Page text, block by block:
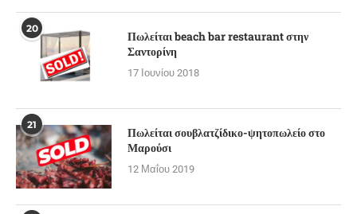
20
Πωλείται beach bar restaurant στην
Σαντορίνη
17 Ιουνίου 2018
21
Πωλείται σουβλατζίδικο-ψητοπωλείο στο
Μαρούσι
12 Μαΐου 2019